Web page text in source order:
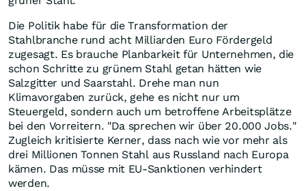
Die Politik habe für die Transformation der
Stahlbranche rund acht Milliarden Euro Fördergeld
zugesagt. Es brauche Planbarkeit für Unternehmen, die
schon Schritte zu grünem Stahl getan hätten wie
Salzgitter und Saarstahl. Drehe man nun
Klimavorgaben zurück, gehe es nicht nur um
Steuergeld, sondern auch um betroffene Arbeitsplätze
bei den Vorreitern. "Da sprechen wir über 20.000 Jobs."
Zugleich kritisierte Kerner, dass nach wie vor mehr als
drei Millionen Tonnen Stahl aus Russland nach Europa
kämen. Das müsse mit EU-Sanktionen verhindert
werden.